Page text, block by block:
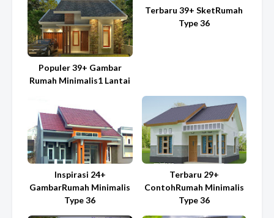
Populer 39+ Gambar
Rumah Minimalis1 Lantai
Terbaru 39+ SketRumah
Type 36
Inspirasi 24+
GambarRumah Minimalis
Type 36
Terbaru 29+
ContohRumah Minimalis
Type 36